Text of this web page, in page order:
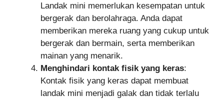
Landak mini memerlukan kesempatan untuk
bergerak dan berolahraga. Anda dapat
memberikan mereka ruang yang cukup untuk
bergerak dan bermain, serta memberikan
mainan yang menarik.
Menghindari kontak fisik yang keras:
Kontak fisik yang keras dapat membuat
landak mini menjadi galak dan tidak terlalu